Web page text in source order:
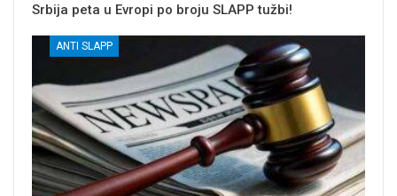
Srbija peta u Evropi po broju SLAPP tužbi!
ANTI SLAPP